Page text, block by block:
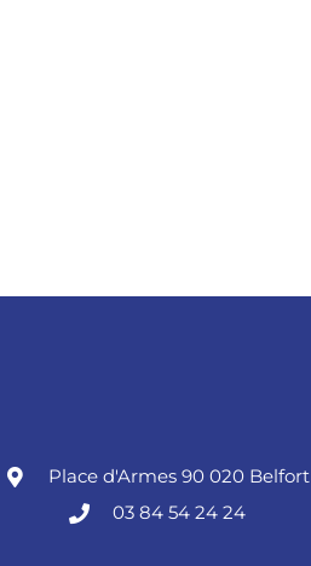
Place d'Armes 90 020 Belfort
03 84 54 24 24